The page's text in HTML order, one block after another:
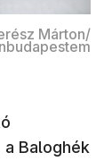
Márton/
Baloghék